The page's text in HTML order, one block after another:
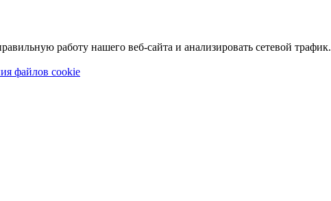
работу нашего веб-сайта и анализировать сетевой трафик.
файлов cookie